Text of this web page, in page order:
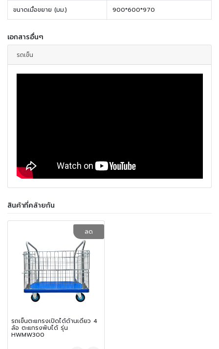
ขนาดเมื่อขยาย (มม.) 900*600*970
เอกสารอื่นๆ
รถเข็น
สินค้าที่คล้ายกัน
ลด
รถเข็นตะแกรงเปิดได้ด้านเดียว 4
ล้อ ตะแกรงพับได้ รุ่น
HWMW300